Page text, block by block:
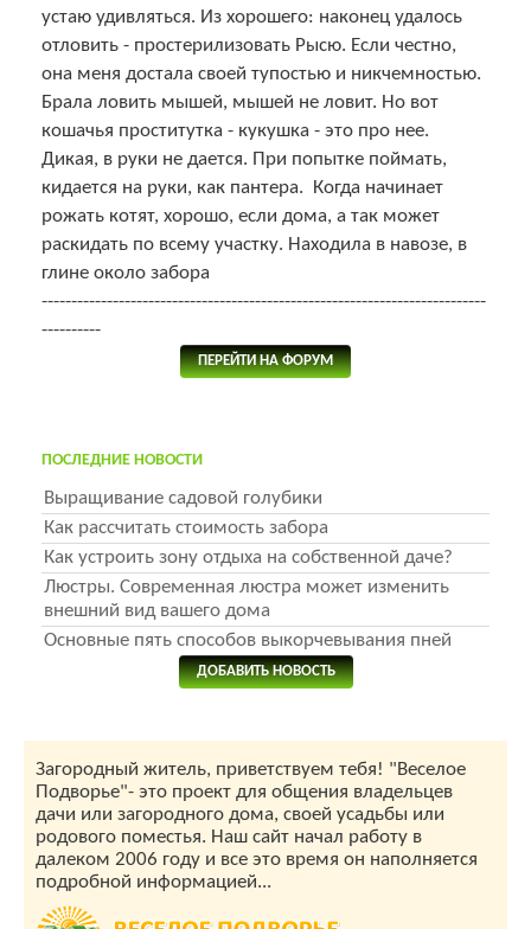
устаю удивляться. Из хорошего: наконец удалось
отловить - простерилизовать Рысю. Если честно,
она меня достала своей тупостью и никчемностью.
Брала ловить мышей, мышей не ловит. Но вот
кошачья проститутка - кукушка - это про нее.
Дикая, в руки не дается. При попытке поймать,
кидается на руки, как пантера. Когда начинает
рожать котят, хорошо, если дома, а так может
раскидать по всему участку. Находила в навозе, в
глине около забора
---------------------------------------------------------------------------
----------
ПЕРЕЙТИ НА ФОРУМ
ПОСЛЕДНИЕ НОВОСТИ
Выращивание садовой голубики
Как рассчитать стоимость забора
Как устроить зону отдыха на собственной даче?
Люстры. Современная люстра может изменить
внешний вид вашего дома
Основные пять способов выкорчевывания пней
ДОБАВИТЬ НОВОСТЬ
Загородный житель, приветствуем тебя! "Веселое
Подворье"- это проект для общения владельцев
дачи или загородного дома, своей усадьбы или
родового поместья. Наш сайт начал работу в
далеком 2006 году и все это время он наполняется
подробной информацией...